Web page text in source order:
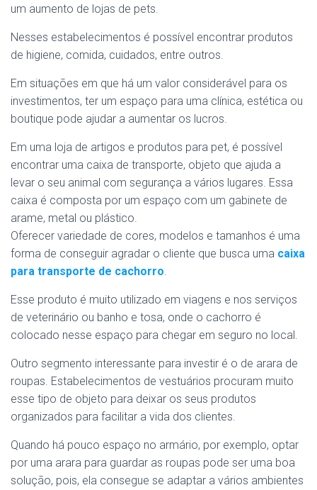
um aumento de lojas de pets.
Nesses estabelecimentos é possível encontrar produtos
de higiene, comida, cuidados, entre outros.
Em situações em que há um valor considerável para os
investimentos, ter um espaço para uma clínica, estética ou
boutique pode ajudar a aumentar os lucros.
Em uma loja de artigos e produtos para pet, é possível
encontrar uma caixa de transporte, objeto que ajuda a
levar o seu animal com segurança a vários lugares. Essa
caixa é composta por um espaço com um gabinete de
arame, metal ou plástico.
Oferecer variedade de cores, modelos e tamanhos é uma
forma de conseguir agradar o cliente que busca uma caixa
para transporte de cachorro.
Esse produto é muito utilizado em viagens e nos serviços
de veterinário ou banho e tosa, onde o cachorro é
colocado nesse espaço para chegar em seguro no local.
Outro segmento interessante para investir é o de arara de
roupas. Estabelecimentos de vestuários procuram muito
esse tipo de objeto para deixar os seus produtos
organizados para facilitar a vida dos clientes.
Quando há pouco espaço no armário, por exemplo, optar
por uma arara para guardar as roupas pode ser uma boa
solução, pois, ela consegue se adaptar a vários ambientes